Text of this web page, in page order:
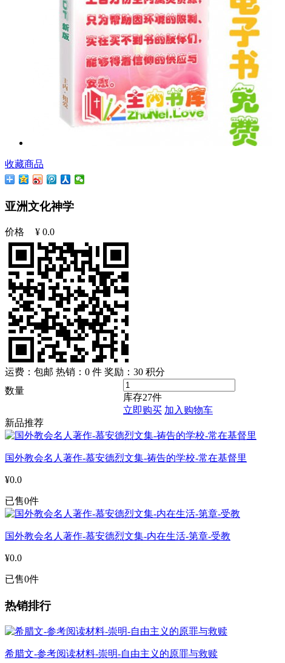
收藏商品
亚洲文化神学
价格 ¥ 0.0
运费：包邮 热销：0 件 奖励： 30 积分
数量
库存27件
立即购买 加入购物车
新品推荐
国外教会名人著作-慕安德烈文集-祷告的学校-常在基督里
¥0.0
已售0件
国外教会名人著作-慕安德烈文集-内在生活-第章-受教
¥0.0
已售0件
热销排行
希腊文-参考阅读材料-崇明-自由主义的原罪与救赎